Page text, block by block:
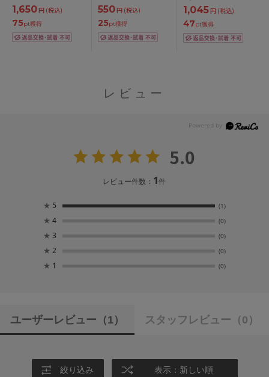
カップ アンダー
65/70/75cm
1,650円 (税込)
75pt獲得
550円 (税込)
25pt獲得
1,045円 (税込)
47pt獲得
レビュー
5.0
レビュー件数： 1件
★ 5 (1)
★ 4 (0)
★ 3 (0)
★ 2 (0)
★ 1 (0)
ユーザーレビュー （1） スタッフレビュー （0）
絞り込み 表示：新しい順